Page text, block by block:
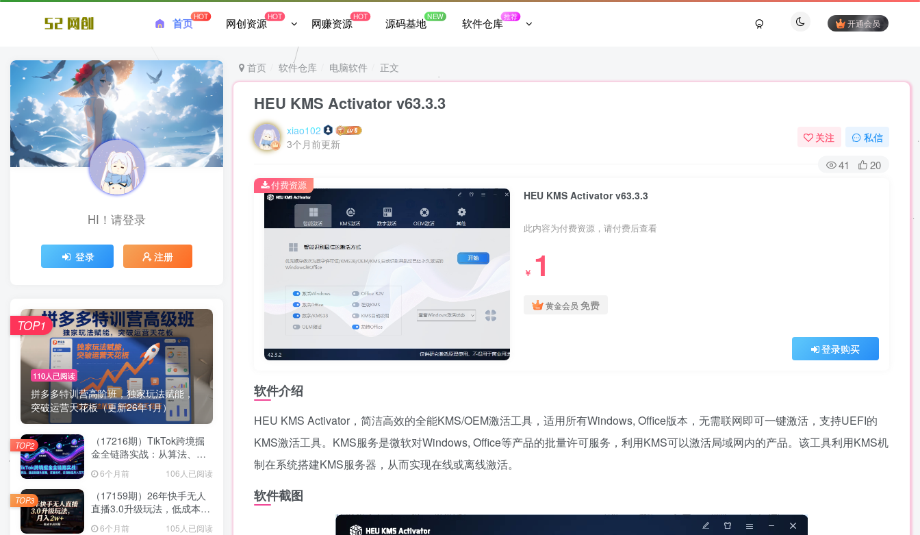
首页HOT 网创资源HOT 网赚资源HOT 源码基地NEW 软件仓库推荐
开通会员
首页 软件仓库 电脑软件 正文
HEU KMS Activator v63.3.3
xiao102
3个月前更新
关注 私信
41 20
HEU KMS Activator v63.3.3
此内容为付费资源，请付费后查看
￥ 1
黄金会员 免费
登录购买
付费资源
软件介绍
HEU KMS Activator，简洁高效的全能KMS/OEM激活工具，适用所有Windows, Office版本，无需联网即可一键激活，支持UEFI的
KMS激活工具。KMS服务是微软对Windows, Office等产品的批量许可服务，利用KMS可以激活局域网内的产品。该工具利用KMS机
制在系统搭建KMS服务器，从而实现在线或离线激活。
软件截图
HI！请登录
登录 注册
110人已阅读
拼多多特训营高阶班，独家玩法赋能，
突破运营天花板（更新26年1月）
TOP1
（17216期）TikTok跨境掘
金全链路实战：从算法、选
品到团队管理，打通闭环，
实现稳定月入万刀
6个月前 106人已阅读
TOP2
（17159期）26年快手无人
直播3.0升级玩法，低成本高
回报，月入2w+
6个月前 105人已阅读
TOP3